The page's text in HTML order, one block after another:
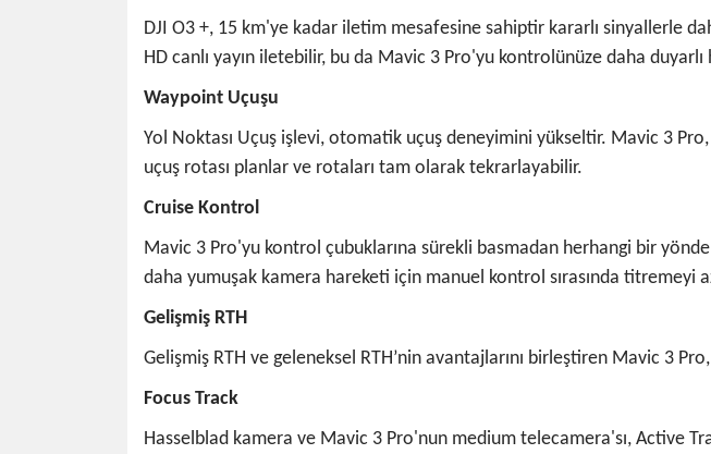
DJI O3 +, 15 km'ye kadar iletim mesafesine sahiptir kararlı sinyallerle
HD canlı yayın iletebilir, bu da Mavic 3 Pro'yu kontrolünüze daha
Waypoint Uçuşu
Yol Noktası Uçuş işlevi, otomatik uçuş deneyimini yükseltir. Mavic 3
uçuş rotası planlar ve rotaları tam olarak tekrarlayabilir.
Cruise Kontrol
Mavic 3 Pro'yu kontrol çubuklarına sürekli basmadan herhangi bir
daha yumuşak kamera hareketi için manuel kontrol sırasında titremeyi
Gelişmiş RTH
Gelişmiş RTH ve geleneksel RTH’nin avantajlarını birleştiren Mavic 3
Focus Track
Hasselblad kamera ve Mavic 3 Pro'nun medium telecamera'sı, Active